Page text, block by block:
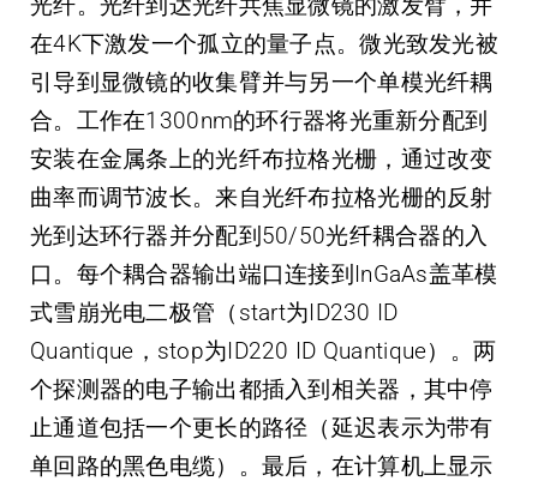
在4K下激发一个孤立的量子点。微光致发光被
引导到显微镜的收集臂并与另一个单模光纤耦
合。工作在1300nm的环行器将光重新分配到
安装在金属条上的光纤布拉格光栅，通过改变
曲率而调节波长。来自光纤布拉格光栅的反射
光到达环行器并分配到50/50光纤耦合器的入
口。每个耦合器输出端口连接到InGaAs盖革模
式雪崩光电二极管（start为ID230 ID
Quantique，stop为ID220 ID Quantique）。两
个探测器的电子输出都插入到相关器，其中停
止通道包括一个更长的路径（延迟表示为带有
单回路的黑色电缆）。最后，在计算机上显示